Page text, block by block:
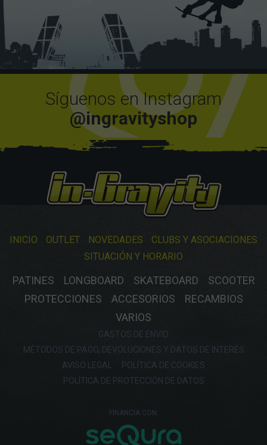
Síguenos en Instagram
@ingravityshop
INICIO OUTLET NOVEDADES
CLUBS Y ASOCIACIONES
SITUACIÓN Y HORARIO
PATINES LONGBOARD SKATEBOARD
SCOOTER
PROTECCIONES
ACCESORIOS
RECAMBIOS
VARIOS
GASTOS DE ENVIO
MÉTODOS DE PAGO, DEVOLUCIONES Y DATOS DE INTERÉS
AVISO LEGAL
POLÍTICA DE COOKIES
POLÍTICA DE PROTECCIÓN DE DATOS
FINANCIA CON: